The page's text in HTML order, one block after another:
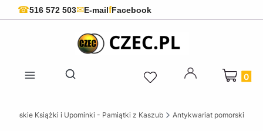
☎516 572 503✉E-mailfFacebook
Otwórz wyszukiwarkę
Produkty
Książki i Upominki - Pamiątki z Kaszub Antykwariat pomorski